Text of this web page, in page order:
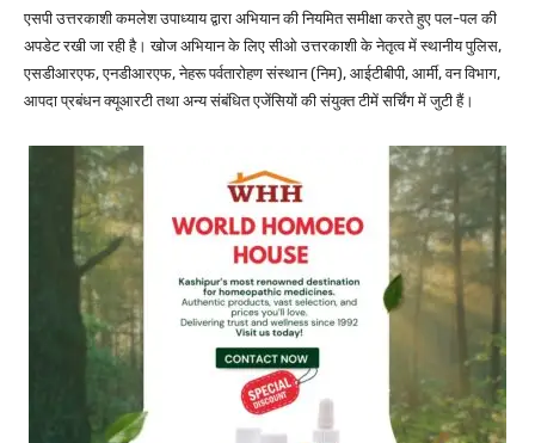
एसपी उत्तरकाशी कमलेश उपाध्याय द्वारा अभियान की नियमित समीक्षा करते हुए पल-पल की
अपडेट रखी जा रही है। खोज अभियान के लिए सीओ उत्तरकाशी के नेतृत्व में स्थानीय पुलिस,
एसडीआरएफ, एनडीआरएफ, नेहरू पर्वतारोहण संस्थान (निम), आईटीबीपी, आर्मी, वन विभाग,
आपदा प्रबंधन क्यूआरटी तथा अन्य संबंधित एजेंसियों की संयुक्त टीमें सर्चिंग में जुटी हैं।